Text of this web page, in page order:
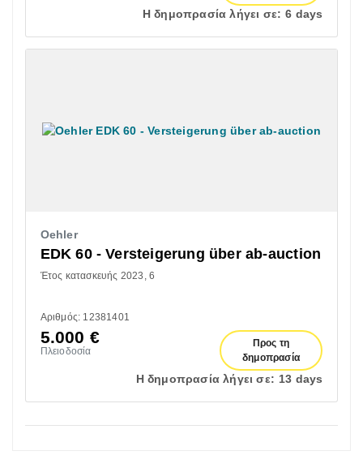
Η δημοπρασία λήγει σε: 6 days
Oehler
EDK 60 - Versteigerung über ab-auction
Έτος κατασκευής 2023 6
Αριθμός: 12381401
5.000 €
Πλειοδοσία
Προς τη
δημοπρασία
Η δημοπρασία λήγει σε: 13 days